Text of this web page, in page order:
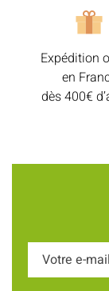
Expédition
en
dès 400€